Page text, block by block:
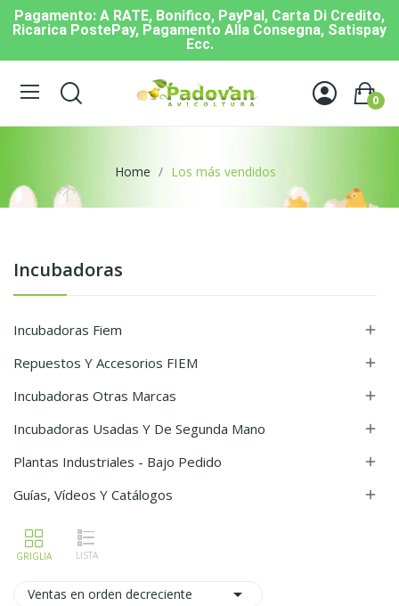
Pagamento: A RATE, Bonifico, PayPal, Carta Di Credito,
Ricarica PostePay, Pagamento Alla Consegna, Satispay
Ecc.
0
Home Los más vendidos
Incubadoras
Incubadoras Fiem 
Repuestos Y Accesorios FIEM 
Incubadoras Otras Marcas 
Incubadoras Usadas Y De Segunda Mano 
Plantas Industriales - Bajo Pedido 
Guías, Vídeos Y Catálogos 
Ventas en orden decreciente 